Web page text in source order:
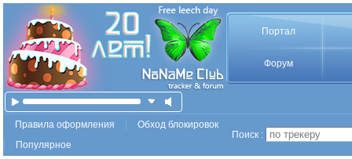
Портал
Форум
Правила оформления
Обход блокировок
Популярное
Поиск :